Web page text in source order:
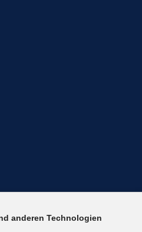
anderen Technologien